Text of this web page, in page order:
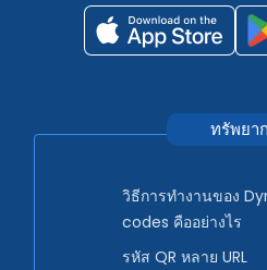
ทรัพยา
วิธีการทำงานของ
codes คืออย่างไร
รหัส QR หลาย URL